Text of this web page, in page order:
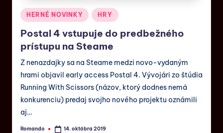
HERNÉ NOVINKY HRY
Postal 4 vstupuje do predbežného
prístupu na Steame
Z nenazdajky sa na Steame medzi novo-vydaným
hrami objavil early access Postal 4. Vývojári zo štúdia
Running With Scissors (názov, ktorý dodnes nemá
konkurenciu) predaj svojho nového projektu oznámili
aj…
Romando 14. októbra 2019